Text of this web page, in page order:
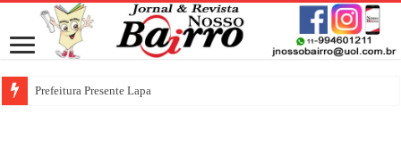
Prefeitura Presente Lapa